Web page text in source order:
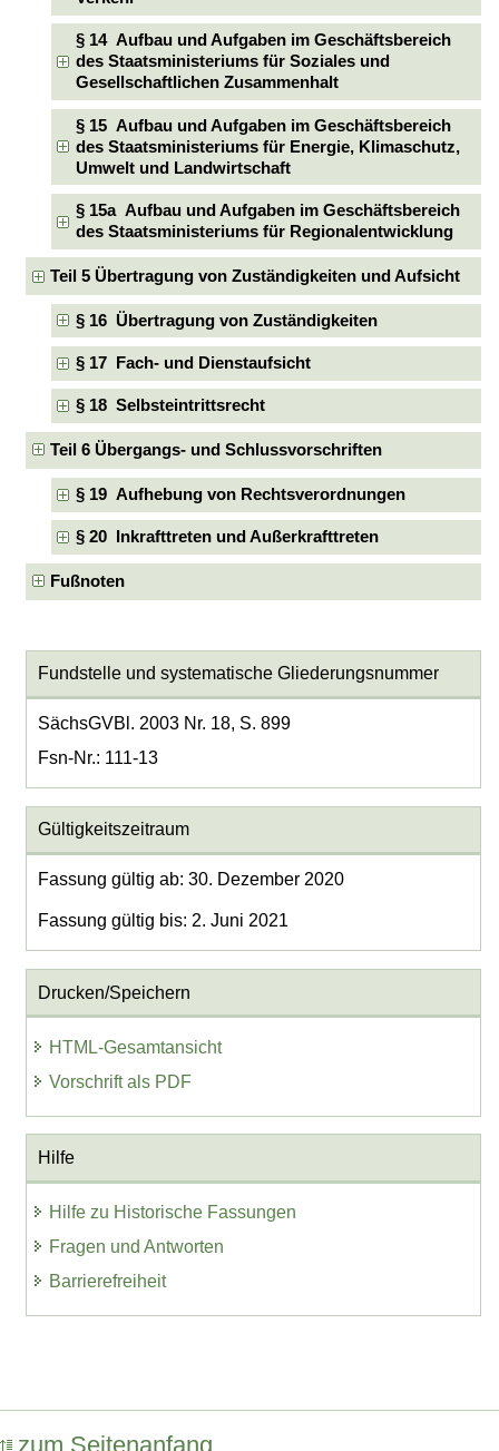
§ 14 Aufbau und Aufgaben im Geschäftsbereich
des Staatsministeriums für Soziales und
Gesellschaftlichen Zusammenhalt
§ 15 Aufbau und Aufgaben im Geschäftsbereich
des Staatsministeriums für Energie, Klimaschutz,
Umwelt und Landwirtschaft
§ 15a Aufbau und Aufgaben im Geschäftsbereich
des Staatsministeriums für Regionalentwicklung
Teil 5 Übertragung von Zuständigkeiten und Aufsicht
§ 16 Übertragung von Zuständigkeiten
§ 17 Fach- und Dienstaufsicht
§ 18 Selbsteintrittsrecht
Teil 6 Übergangs- und Schlussvorschriften
§ 19 Aufhebung von Rechtsverordnungen
§ 20 Inkrafttreten und Außerkrafttreten
Fußnoten
Fundstelle und systematische Gliederungsnummer
SächsGVBl. 2003 Nr. 18, S. 899
Fsn-Nr.: 111-13
Gültigkeitszeitraum
Fassung gültig ab: 30. Dezember 2020
Fassung gültig bis: 2. Juni 2021
Drucken/Speichern
HTML-Gesamtansicht
Vorschrift als PDF
Hilfe
Hilfe zu Historische Fassungen
Fragen und Antworten
Barrierefreiheit
zum Seitenanfang